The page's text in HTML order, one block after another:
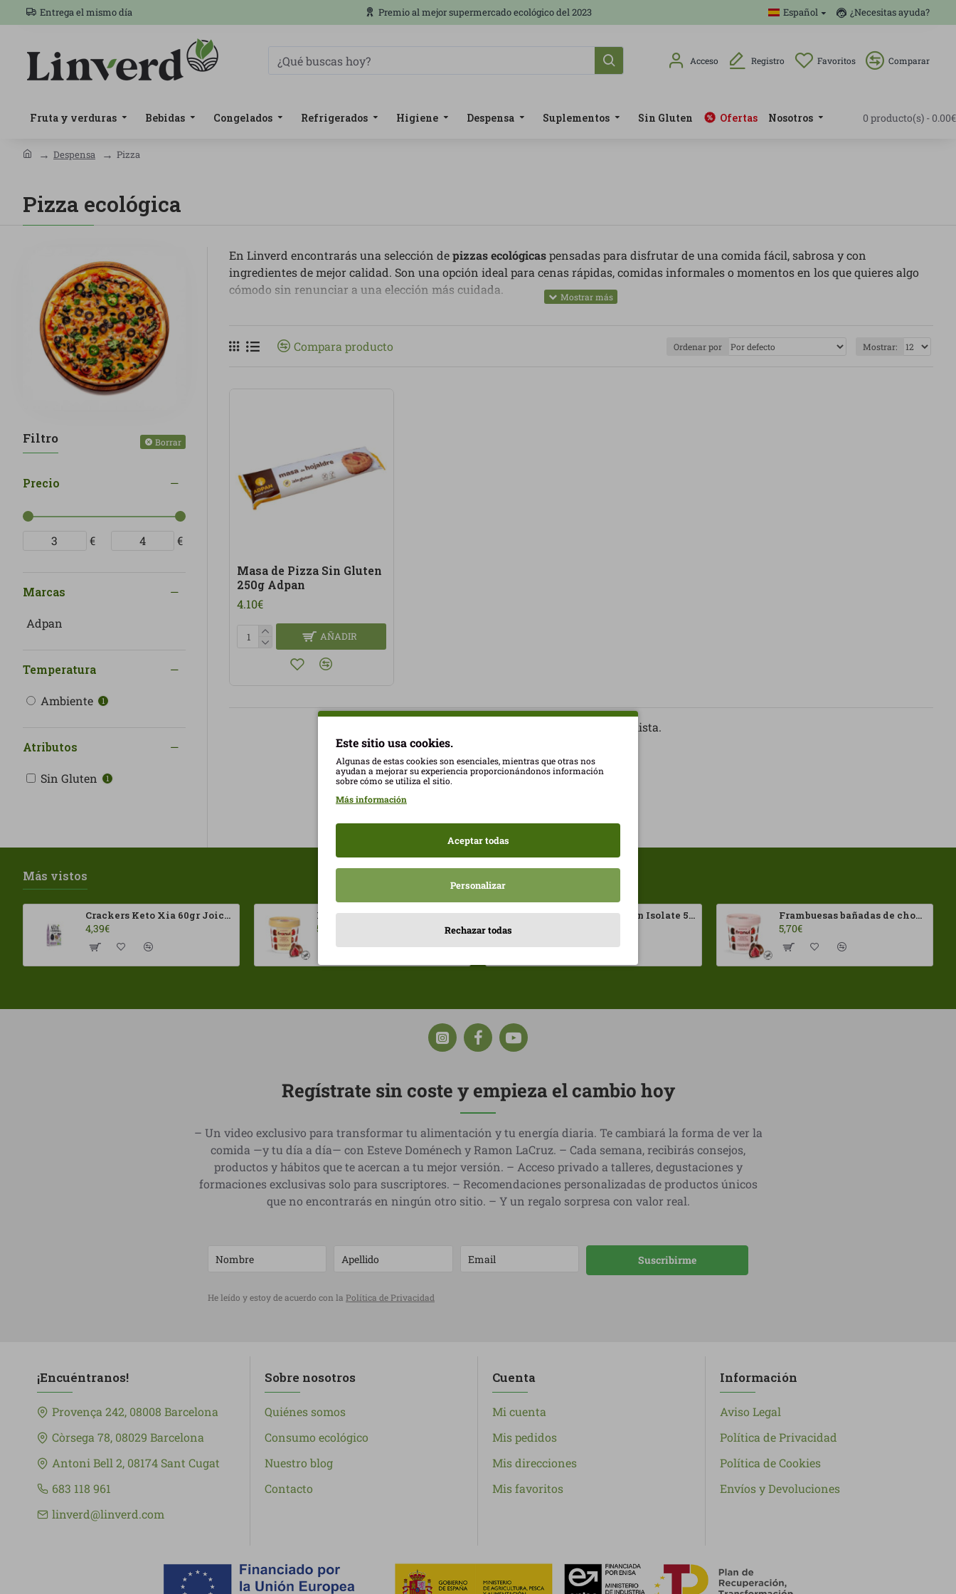
Entrega el mismo día Premio al mejor supermercado ecológico del 2023 Español ¿Necesitas ayuda?
Acceso Registro Favoritos Comparar
Fruta y verduras Bebidas Congelados Refrigerados Higiene Despensa Suplementos Sin Gluten Ofertas Nosotros 0 producto(s) - 0.00€
Despensa Pizza
Pizza ecológica
Filtro Borrar
Precio
€ €
Marcas
Adpan
Temperatura
Ambiente 1
Atributos
Sin Gluten 1
En Linverd encontrarás una selección depizzas ecológicaspensadas para disfrutar de una comida fácil, sabrosa y con
ingredientes de mejor calidad. Son una opción ideal para cenas rápidas, comidas informales o momentos en los que quieres algo
cómodo sin renunciar a una elección más cuidada.
posible, procedentes deagricultura ecológica
Compara producto Ordenar por Mostrar:
Masa de Pizza Sin Gluten
250g Adpan
4.10€
AÑADIR
Has llegado al final de la lista.
Más vistos
Crackers Keto Xia 60gr Joice Foods ECO
4,39€
Frambuesas bañadas de chocolates con leche Franui 150gr Sin Gluten
5,70€
100% Whey Protein Isolate 500g HSN Frambuesas bañadas de chocolates Negro Franui 150gr Sin Gluten
5,70€
Regístrate sin coste y empieza el cambio hoy
– Un video exclusivo para transformar tu alimentación y tu energía diaria. Te cambiará la forma de ver la
comida —y tu día a día— con Esteve Doménech y Ramon LaCruz. – Cada semana, recibirás consejos,
productos y hábitos que te acercan a tu mejor versión. – Acceso privado a talleres, degustaciones y
formaciones exclusivas solo para suscriptores. – Recomendaciones personalizadas de productos únicos
que no encontrarás en ningún otro sitio. – Y un regalo sorpresa con valor real.
Suscribirme
He leído y estoy de acuerdo con la Política de Privacidad
¡Encuéntranos!
Provença 242, 08008 Barcelona
Còrsega 78, 08029 Barcelona
Antoni Bell 2, 08174 Sant Cugat
683 118 961
linverd@linverd.com
Sobre nosotros
Quiénes somos
Consumo ecológico
Nuestro blog
Contacto
Cuenta
Mi cuenta
Mis pedidos
Mis direcciones
Mis favoritos
Información
Aviso Legal
Política de Privacidad
Política de Cookies
Envíos y Devoluciones
Este sitio usa cookies.
Algunas de estas cookies son esenciales, mientras que otras nos
ayudan a mejorar su experiencia proporcionándonos información
sobre cómo se utiliza el sitio.
Más información
Aceptar todas
Personalizar
Rechazar todas